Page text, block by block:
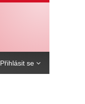
Přihlásit se